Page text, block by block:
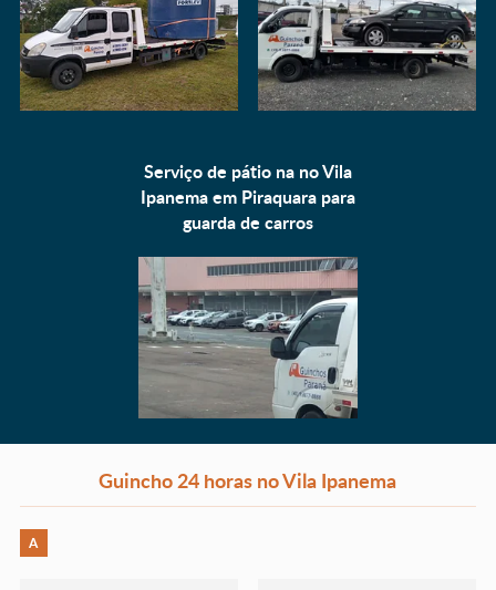
Serviço de pátio na no Vila
Ipanema em Piraquara para
guarda de carros
Guincho 24 horas no Vila Ipanema
A